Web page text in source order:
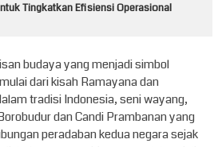
Tingkatkan Efisiensi Operasional
budaya yang menjadi simbol
dari kisah Ramayana dan
tradisi Indonesia, seni wayang,
dan Candi Prambanan yang
peradaban kedua negara sejak